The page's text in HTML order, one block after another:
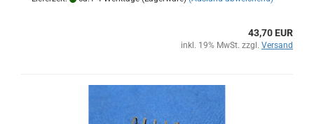
43,70 EUR
inkl. 19% MwSt. zzgl. Versand